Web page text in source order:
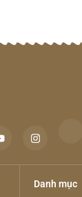
Danh mục